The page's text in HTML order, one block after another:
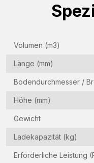
Volumen (m3)
Länge (mm)
Bodendurchmesser /
Höhe (mm)
Gewicht
Ladekapazität (kg)
Erforderliche Leistung